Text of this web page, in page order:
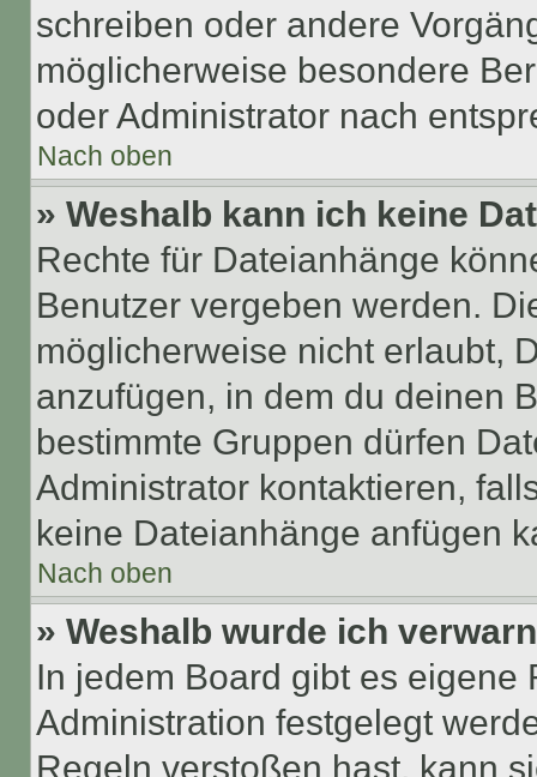
schreiben oder andere
möglicherweise besondere
oder Administrator nach
Nach oben
» Weshalb kann ich keine
Rechte für Dateianhänge
Benutzer vergeben werden.
möglicherweise nicht erlaubt,
anzufügen, in dem du deinen
bestimmte Gruppen dürfen
Administrator kontaktieren,
keine Dateianhänge anfügen
Nach oben
» Weshalb wurde ich
In jedem Board gibt es
Administration festgelegt
Regeln verstoßen hast, kann